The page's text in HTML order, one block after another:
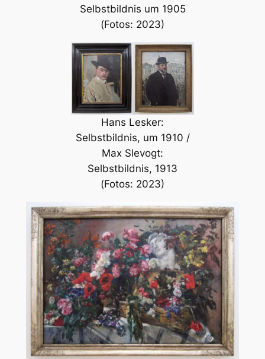
Selbstbildnis um 1905
(Fotos: 2023)
Hans Lesker:
Selbstbildnis, um 1910 /
Max Slevogt:
Selbstbildnis, 1913
(Fotos: 2023)